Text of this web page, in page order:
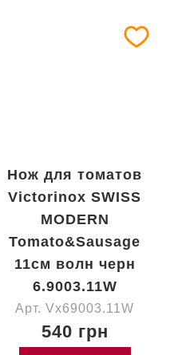
Нож для томатов
Victorinox SWISS
MODERN
Tomato&Sausage
11см волн черн
6.9003.11W
Арт. Vx69003.11W
540 грн